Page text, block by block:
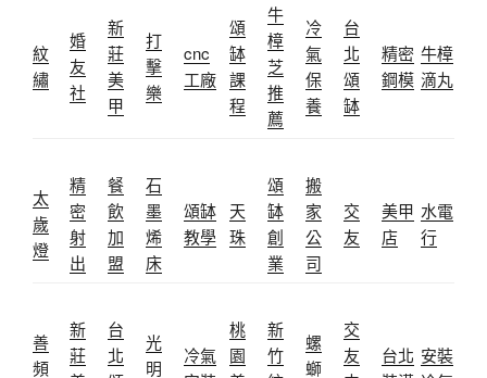
紋
繡
婚
友
社
新
莊
美
甲
打
擊
樂
cnc
工廠
頌
缽
課
程
牛
樟
芝
推
薦
冷
氣
保
養
台
北
頌
缽
精密
鋼模
牛樟
滴丸
太
歲
燈
精
密
射
出
餐
飲
加
盟
石
墨
烯
床
頌缽
教學
天
珠
頌
缽
創
業
搬
家
公
司
交
友
美甲
店
水電
行
善
頻
新
莊
台
北
光
明
冷氣
桃
園
新
竹
螺
螄
交
友
台北 安裝